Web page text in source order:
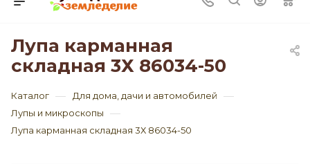
Лупа карманная
складная 3Х 86034-50
Каталог — Для дома, дачи и автомобилей —
Лупы и микроскопы —
Лупа карманная складная 3Х 86034-50